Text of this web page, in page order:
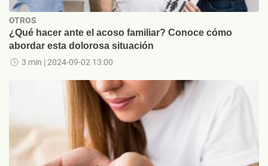
OTROS
¿Qué hacer ante el acoso familiar? Conoce cómo
abordar esta dolorosa situación
3 min | 2024-09-02 13:00